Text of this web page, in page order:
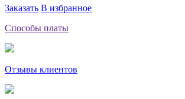
Заказать В избранное
Способы платы
Отзывы клиентов